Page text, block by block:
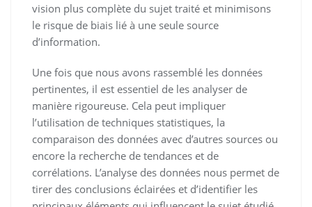
vision plus complète du sujet traité et minimisons
le risque de biais lié à une seule source
d’information.
Une fois que nous avons rassemblé les données
pertinentes, il est essentiel de les analyser de
manière rigoureuse. Cela peut impliquer
l’utilisation de techniques statistiques, la
comparaison des données avec d’autres sources ou
encore la recherche de tendances et de
corrélations. L’analyse des données nous permet de
tirer des conclusions éclairées et d’identifier les